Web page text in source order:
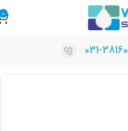
0
031-38160